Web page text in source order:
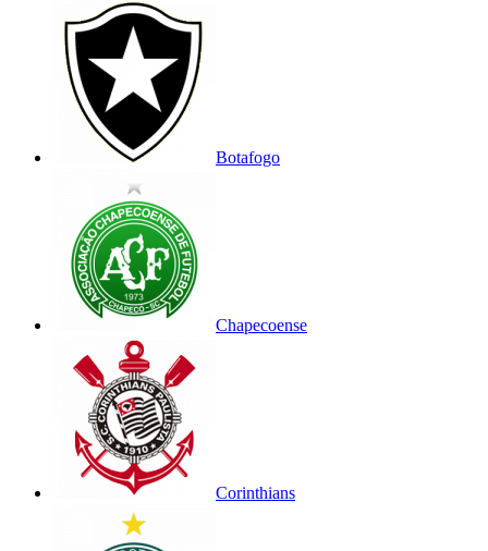
Botafogo
Chapecoense
Corinthians